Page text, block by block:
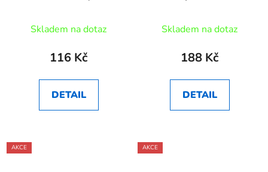
Skladem na dotaz
116 Kč
DETAIL
Skladem na dotaz
188 Kč
DETAIL
AKCE AKCE